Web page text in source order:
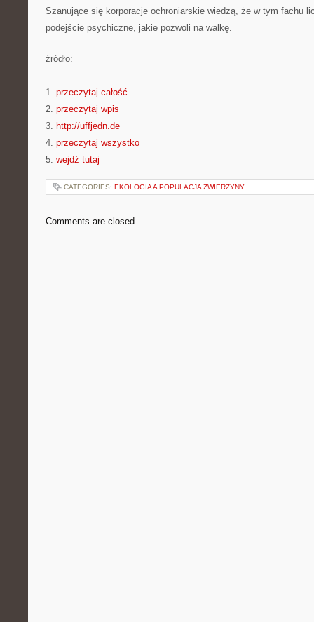
Szanujące się korporacje ochroniarskie wiedzą, że w tym fachu
podejście psychiczne, jakie pozwoli na walkę.
źródło:
———————————
1. przeczytaj całość
2. przeczytaj wpis
3. http://uffjedn.de
4. przeczytaj wszystko
5. wejdź tutaj
CATEGORIES: EKOLOGIA A POPULACJA ZWIERZYNY
Comments are closed.